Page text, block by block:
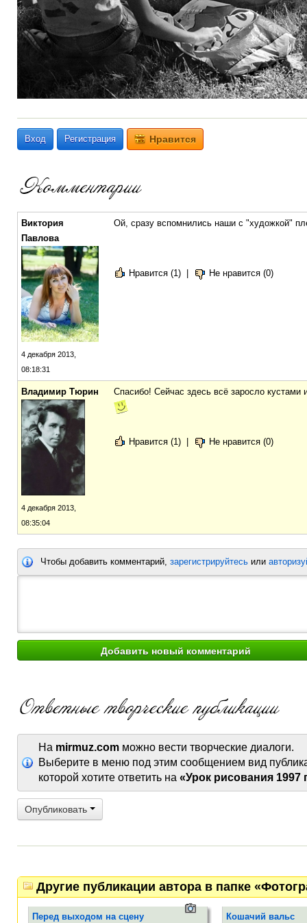
Вход Регистрация Нравится
Виктория
Павлова
4 декабря 2013,
08:18:31
Ой, сразу вспомнились наши с "художкой"
Нравится (1) Не нравится (0)
Владимир Тюрин
4 декабря 2013,
08:35:04
Спасибо! Сейчас здесь всё заросло
Нравится (1) Не нравится (0)
Чтобы добавить комментарий, зарегистрируйтесь или
На mirmuz.com можно вести творческие диалоги.
Выберите в меню под этим сообщением вид
которой хотите ответить на «Урок рисования 1997
Опубликовать
Другие публикации автора в папке
Перед выходом на сцену Кошачий вальс